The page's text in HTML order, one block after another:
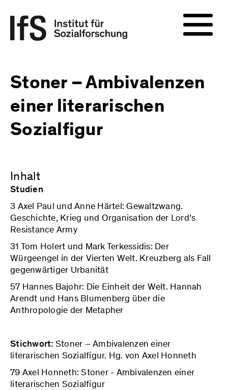
Stoner – Ambivalenzen
einer literarischen
Sozialfigur
Inhalt
Studien
3 Axel Paul und Anne Härtel: Gewaltzwang.
Geschichte, Krieg und Organisation der Lord’s
Resistance Army
31 Tom Holert und Mark Terkessidis: Der
Würgeengel in der Vierten Welt. Kreuzberg als Fall
gegenwärtiger Urbanität
57 Hannes Bajohr: Die Einheit der Welt. Hannah
Arendt und Hans Blumenberg über die
Anthropologie der Metapher
Stichwort: Stoner – Ambivalenzen einer
literarischen Sozialfigur. Hg. von Axel Honneth
79 Axel Honneth: Stoner - Ambivalenzen einer
literarischen Sozialfigur